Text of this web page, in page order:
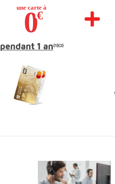
pendant 1 an(1)(2)